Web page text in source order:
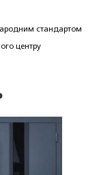
стандартом
центру